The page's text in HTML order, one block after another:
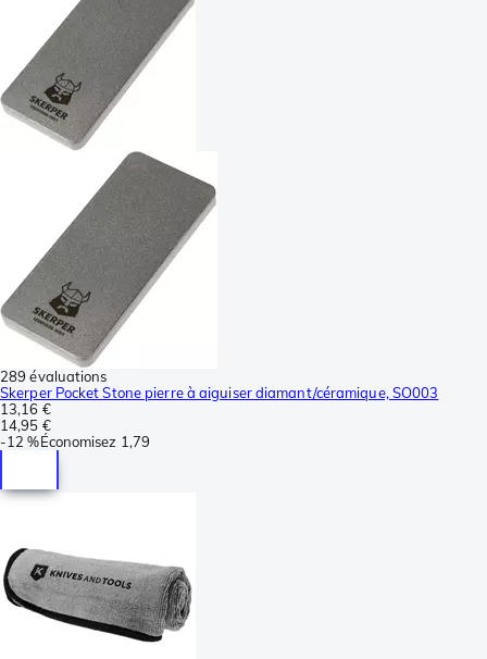
289 évaluations
Skerper Pocket Stone pierre à aiguiser diamant/céramique, SO003
13,16 €
14,95 €
-12 %Économisez 1,79